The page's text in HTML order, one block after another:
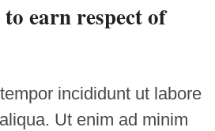
earn respect of
incididunt ut labore
Ut enim ad minim